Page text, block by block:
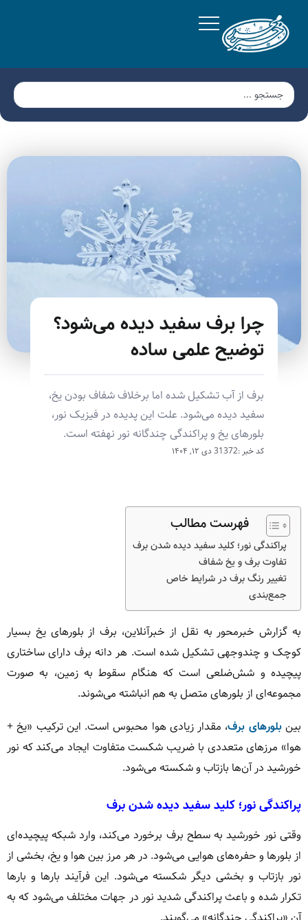
چرا برف سفید دیده می‌شود؟
توضیح علمی ساده
برف از آب تشکیل شده اما برخلاف شفاف بودن یخ،
سفید دیده می‌شود. علت این پدیده در فیزیک نور،
بلورهای یخ و پراکندگی چندگانه نور نهفته است.
کد خبر :31372 دی ۱۲, ۱۴۰۴
فهرست مطالب
پراکندگی نور؛ کلید سفید دیده شدن برف
تفاوت برف و یخ شفاف
تغییر رنگ برف در شرایط خاص
جمع‌بندی
به گزارش خبرمحور به نقل از خبرآنلاین، برف از بلورهای یخ بسیار
کوچک و چندوجهی تشکیل شده است. هر دانه برف دارای ساختاری
پیچیده و شش‌ضلعی است که هنگام سقوط به زمین، به صورت
مجموعه‌ای از بلورهای متصل به هم انباشته می‌شوند.
بینبلورهای برف، مقدار زیادی هوا محبوس است. این ترکیب «یخ +
هوا» مرزهای متعددی با ضریب شکست متفاوت ایجاد می‌کند که نور
خورشید در آن‌ها بازتاب و شکسته می‌شود.
پراکندگی نور؛ کلید سفید دیده شدن برف
وقتی نور خورشید به سطح برف برخورد می‌کند، وارد شبکه پیچیده‌ای
از بلورها و حفره‌های هوایی می‌شود. در هر مرز بین هوا و یخ، بخشی از
نور بازتاب و بخشی دیگر شکسته می‌شود. این فرآیند بارها و بارها
تکرار شده و باعث پراکندگی شدید نور در جهات مختلف می‌شود که به